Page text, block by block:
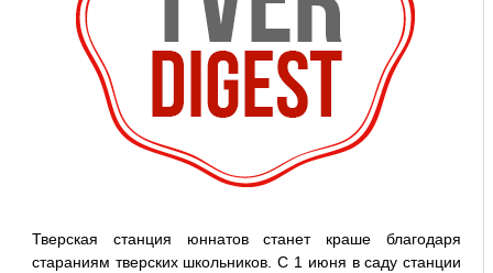
Тверская станция юннатов станет краше благодаря
стараниям тверских школьников. C 1 июня в саду станции